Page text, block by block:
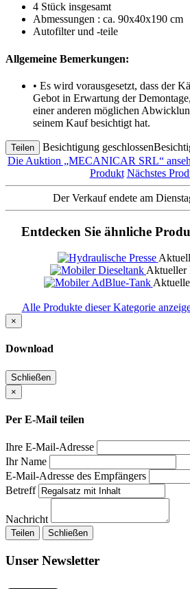
4 Stück insgesamt
Abmessungen : ca. 90x40x190 cm
Autofilter und -teile
Allgemeine Bemerkungen:
• Es wird vorausgesetzt, dass der
Gebot in Erwartung der
einer anderen möglichen
seinem Kauf besichtigt hat.
Teilen Besichtigung geschlossen
Die Auktion „MECANICAR SRL“
Produkt Nächstes
Der Verkauf endete am
Entdecken Sie ähnliche
Aktueller
Alle Produkte dieser Kategorie
×
Download
Schließen
×
Per E-Mail teilen
Ihre E-Mail-Adresse
Ihr Name
E-Mail-Adresse des Empfängers
Betreff
Nachricht
Teilen Schließen
Unser Newsletter